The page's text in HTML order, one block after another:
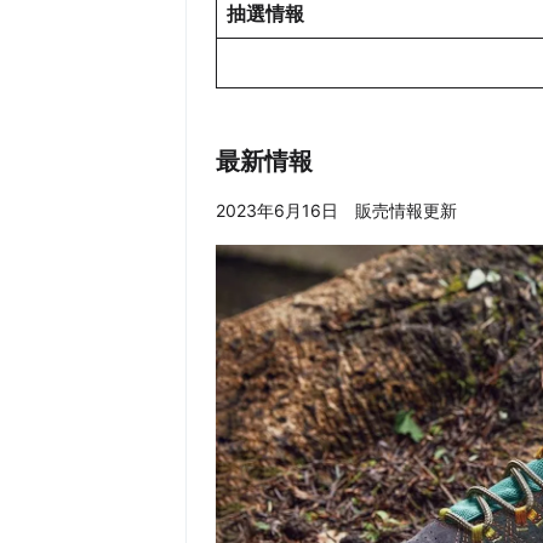
抽選情報
最新情報
2023年6月16日 販売情報更新